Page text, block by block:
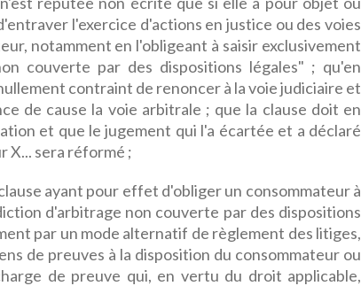
l'exercice d'actions en justice ou des voies
notamment en l'obligeant à saisir exclusivement
couverte par des dispositions légales" ; qu'en
contraint de renoncer à la voie judiciaire et
de cause la voie arbitrale ; que la clause doit en
et que le jugement qui l'a écartée et a déclaré
X... sera réformé ;
ayant pour effet d'obliger un consommateur à
d'arbitrage non couverte par des dispositions
par un mode alternatif de règlement des litiges,
de preuves à la disposition du consommateur ou
de preuve qui, en vertu du droit applicable,